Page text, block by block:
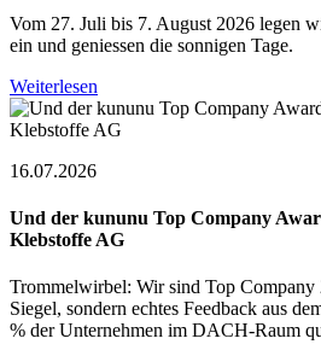
Vom 27. Juli bis 7. August 2026 legen
ein und geniessen die sonnigen Tage.
Weiterlesen
16.07.2026
Und der kununu Top Company
Klebstoffe AG
Trommelwirbel: Wir sind Top
Siegel, sondern echtes Feedback aus
% der Unternehmen im DACH-Raum